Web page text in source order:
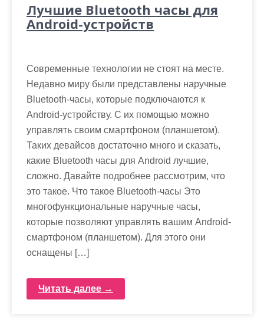
Лучшие Bluetooth часы для
Android-устройств
Современные технологии не стоят на месте.
Недавно миру были представлены наручные
Bluetooth-часы, которые подключаются к
Android-устройству. С их помощью можно
управлять своим смартфоном (планшетом).
Таких девайсов достаточно много и сказать,
какие Bluetooth часы для Android лучшие,
сложно. Давайте подробнее рассмотрим, что
это такое. Что такое Bluetooth-часы Это
многофункциональные наручные часы,
которые позволяют управлять вашим Android-
смартфоном (планшетом). Для этого они
оснащены […]
Читать далее →